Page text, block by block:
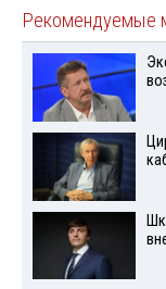
Рекомендуемые